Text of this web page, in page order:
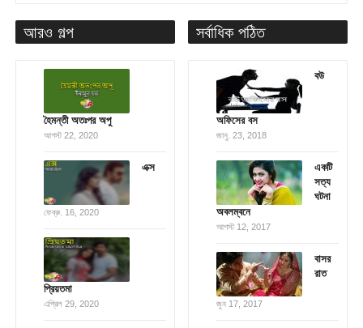
আরও গল্প
হৈমন্তী অতঃপর অপু
আগস্ট 22, 2020
এক্স
ফেব্রু. 16, 2020
প্রিয়তমা
এপ্রিল 29, 2020
সর্বাধিক পঠিত
বউ
অফিসের বস
জানু. 23, 2018
একটি
সত্য
ঘটনা
অবলম্বনে
আগস্ট 12, 2017
বাসর
রাত
জুন 17, 2017